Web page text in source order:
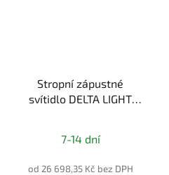
Stropní zápustné
svítidlo DELTA LIGHT
7-14 dní
od 26 698,35 Kč bez DPH